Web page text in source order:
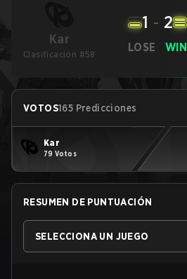
Kar
Clasificación #58
LOSE
1 - 2
WIN
VOTOS165 Predicciones
Kar
79 Votos
RESUMEN DE PUNTUACIÓN
SELECCIONA UN JUEGO